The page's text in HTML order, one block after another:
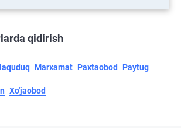
qidirish
Marxamat Paxtaobod Paytug
Xo'jaobod